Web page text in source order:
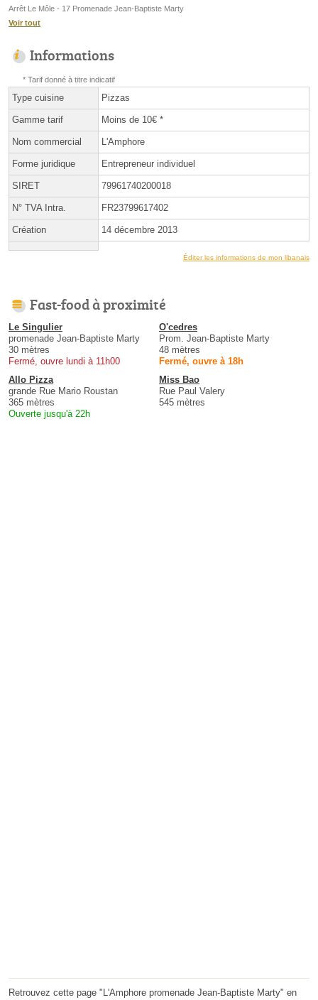
Arrêt Le Môle - 17 Promenade Jean-Baptiste Marty
Voir tout
Informations
* Tarif donné à titre indicatif
Type cuisine Pizzas
Gamme tarif Moins de 10€ *
Nom commercial L'Amphore
Forme juridique Entrepreneur individuel
SIRET 79961740200018
N° TVA Intra. FR23799617402
Création 14 décembre 2013
Éditer les informations de mon libanais
Fast-food à proximité
Le Singulier
promenade Jean-Baptiste Marty
30 mètres
Fermé, ouvre lundi à 11h00
O'cedres
Prom. Jean-Baptiste Marty
48 mètres
Fermé, ouvre à 18h
Allo Pizza
grande Rue Mario Roustan
365 mètres
Ouverte jusqu'à 22h
Miss Bao
Rue Paul Valery
545 mètres
Retrouvez cette page "L'Amphore promenade Jean-Baptiste Marty" en